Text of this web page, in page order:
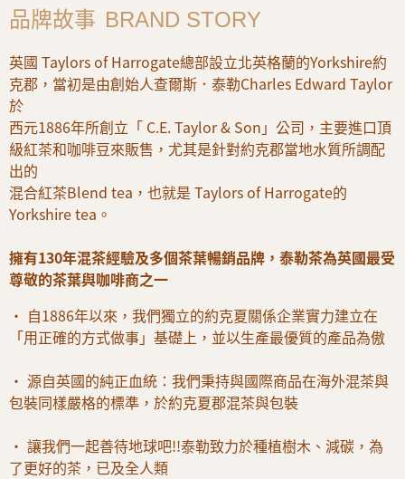
品牌故事 BRAND STORY
英國 Taylors of Harrogate總部設立北英格蘭的Yorkshire約
克郡，當初是由創始人查爾斯．泰勒Charles Edward Taylor
於
西元1886年所創立「 C.E. Taylor & Son」公司，主要進口頂
級紅茶和咖啡豆來販售，尤其是針對約克郡當地水質所調配
出的
混合紅茶Blend tea，也就是 Taylors of Harrogate的
Yorkshire tea。
擁有130年混茶經驗及多個茶葉暢銷品牌，泰勒茶為英國最受
尊敬的茶葉與咖啡商之一
• 自1886年以來，我們獨立的約克夏關係企業實力建立在
「用正確的方式做事」基礎上，並以生產最優質的產品為傲
• 源自英國的純正血統：我們秉持與國際商品在海外混茶與
包裝同樣嚴格的標準，於約克夏郡混茶與包裝
• 讓我們一起善待地球吧!!泰勒致力於種植樹木、減碳，為
了更好的茶，已及全人類